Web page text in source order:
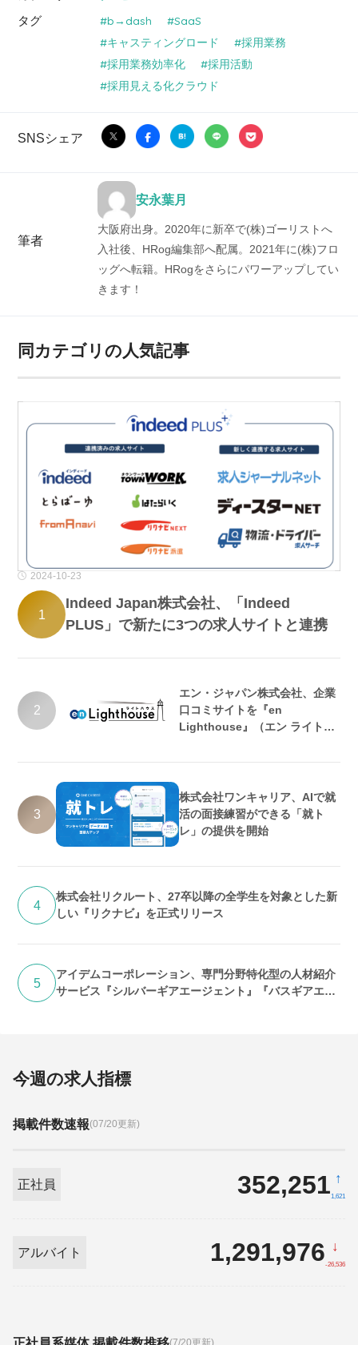
タグ b→dash
SaaS
キャスティングロード
採用業務
採用業務効率化
採用活動
採用見える化クラウド
SNSシェア
筆者
安永葉月
大阪府出身。2020年に新卒で(株)ゴーリストへ
入社後、HRog編集部へ配属。2021年に(株)フロ
ッグへ転籍。HRogをさらにパワーアップしてい
きます！
同カテゴリの人気記事
2024-10-23
1
Indeed Japan株式会社、「Indeed
PLUS」で新たに3つの求人サイトと連携
2
エン・ジャパン株式会社、企業
口コミサイトを『en
Lighthouse』（エン ライトハ
3
株式会社ワンキャリア、AIで就
活の面接練習ができる「就ト
レ」の提供を開始
4
株式会社リクルート、27卒以降の全学生を対象とした新
しい『リクナビ』を正式リリース
5
アイデムコーポレーション、専門分野特化型の人材紹介
サービス『シルバーギアエージェント』『バスギアエー
今週の求人指標
掲載件数速報(07/20更新)
正社員 352,251 ↑
1,621
アルバイト 1,291,976 ↓
-26,536
(7/20更新)